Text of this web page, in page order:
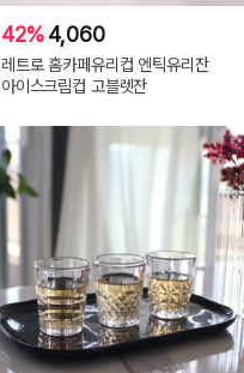
42%4,060
레트로 홈카페유리컵 엔틱유리잔
아이스크림컵 고블렛잔